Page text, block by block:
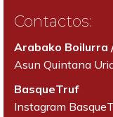
Contactos:
Arabako Boilurra
Asun Quintana
BasqueTruf
Instagram